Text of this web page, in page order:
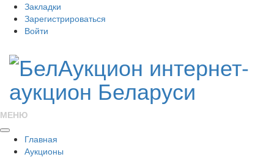
Закладки
Зарегистрироваться
Войти
МЕНЮ
Главная
Аукционы